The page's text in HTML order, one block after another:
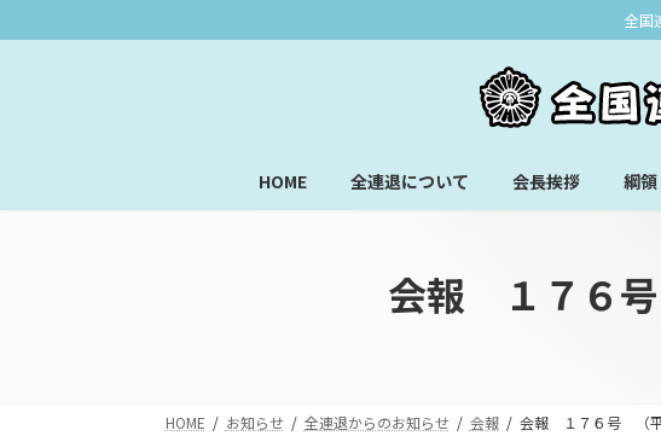
ン
キ
ビ
に
全国
HOME 全連退について 会長挨拶 綱領
会報 １７６
HOME お知らせ 全連退からのお知らせ 会報 会報 １７６号 （平